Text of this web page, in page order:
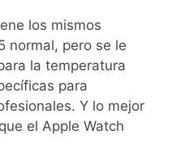
los mismos
normal, pero se le
la temperatura
para
Y lo mejor
el Apple Watch